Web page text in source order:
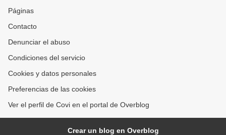
Páginas
Contacto
Denunciar el abuso
Condiciones del servicio
Cookies y datos personales
Preferencias de las cookies
Ver el perfil de Covi en el portal de Overblog
Crear un blog en Overblog